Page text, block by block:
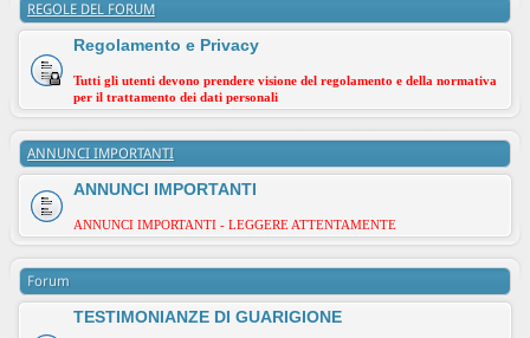
REGOLE DEL FORUM
Regolamento e Privacy
Tutti gli utenti devono prendere visione del regolamento e della normativa
per il trattamento dei dati personali
ANNUNCI IMPORTANTI
ANNUNCI IMPORTANTI
ANNUNCI IMPORTANTI - LEGGERE ATTENTAMENTE
Forum
TESTIMONIANZE DI GUARIGIONE